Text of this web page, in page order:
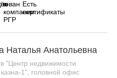
Наталья Анатольевна
"Центр недвижимости
1", головной офис